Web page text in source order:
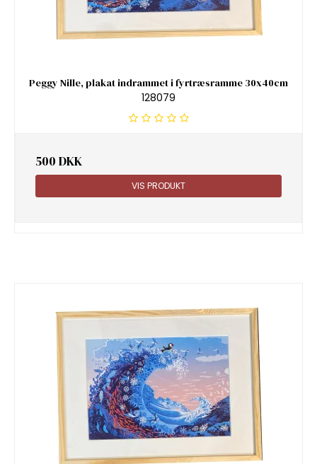
Peggy Nille, plakat indrammet i fyrtræsramme 30x40cm
128079
500 DKK
VIS PRODUKT